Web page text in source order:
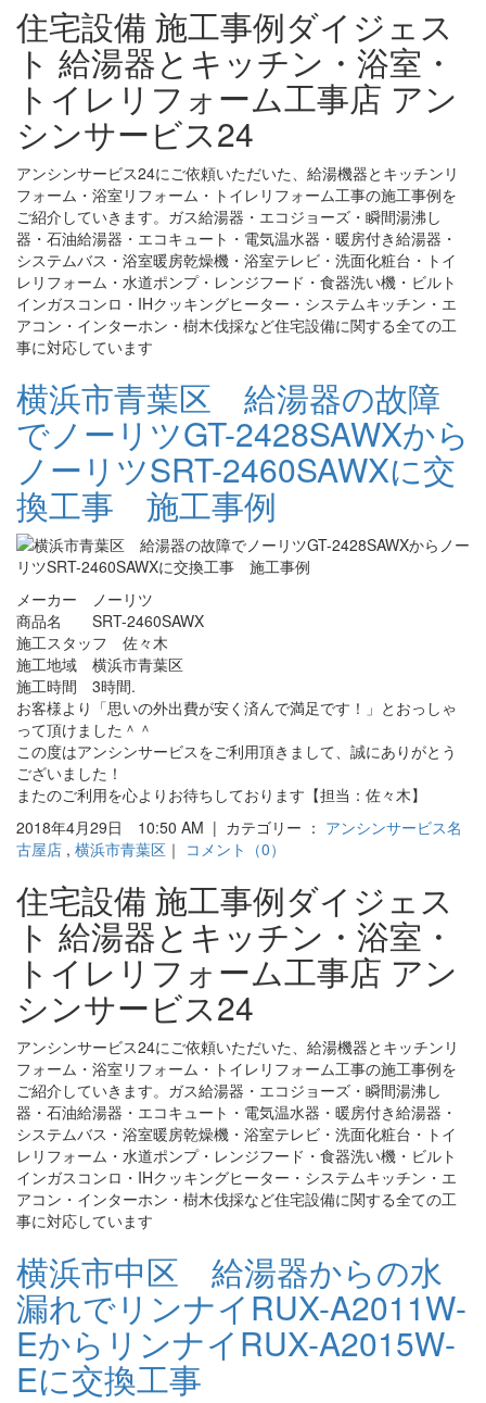
住宅設備 施工事例ダイジェス
ト 給湯器とキッチン・浴室・
トイレリフォーム工事店 アン
シンサービス24
アンシンサービス24にご依頼いただいた、給湯機器とキッチンリ
フォーム・浴室リフォーム・トイレリフォーム工事の施工事例を
ご紹介していきます。ガス給湯器・エコジョーズ・瞬間湯沸し
器・石油給湯器・エコキュート・電気温水器・暖房付き給湯器・
システムバス・浴室暖房乾燥機・浴室テレビ・洗面化粧台・トイ
レリフォーム・水道ポンプ・レンジフード・食器洗い機・ビルト
インガスコンロ・IHクッキングヒーター・システムキッチン・エ
アコン・インターホン・樹木伐採など住宅設備に関する全ての工
事に対応しています
横浜市青葉区 給湯器の故障
でノーリツGT-2428SAWXから
ノーリツSRT-2460SAWXに交
換工事 施工事例
メーカー ノーリツ
商品名 SRT-2460SAWX
施工スタッフ 佐々木
施工地域 横浜市青葉区
施工時間 3時間.
お客様より「思いの外出費が安く済んで満足です！」とおっしゃ
って頂けました＾＾
この度はアンシンサービスをご利用頂きまして、誠にありがとう
ございました！
またのご利用を心よりお待ちしております【担当：佐々木】
2018年4月29日 10:50 AM | カテゴリー ： アンシンサービス名
古屋店 , 横浜市青葉区 ｜ コメント（0）
住宅設備 施工事例ダイジェス
ト 給湯器とキッチン・浴室・
トイレリフォーム工事店 アン
シンサービス24
アンシンサービス24にご依頼いただいた、給湯機器とキッチンリ
フォーム・浴室リフォーム・トイレリフォーム工事の施工事例を
ご紹介していきます。ガス給湯器・エコジョーズ・瞬間湯沸し
器・石油給湯器・エコキュート・電気温水器・暖房付き給湯器・
システムバス・浴室暖房乾燥機・浴室テレビ・洗面化粧台・トイ
レリフォーム・水道ポンプ・レンジフード・食器洗い機・ビルト
インガスコンロ・IHクッキングヒーター・システムキッチン・エ
アコン・インターホン・樹木伐採など住宅設備に関する全ての工
事に対応しています
横浜市中区 給湯器からの水
漏れでリンナイRUX-A2011W-
EからリンナイRUX-A2015W-
Eに交換工事